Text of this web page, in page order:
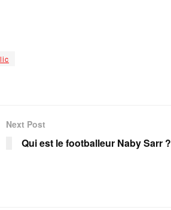
Next Post
Qui est le footballeur Naby Sarr ?